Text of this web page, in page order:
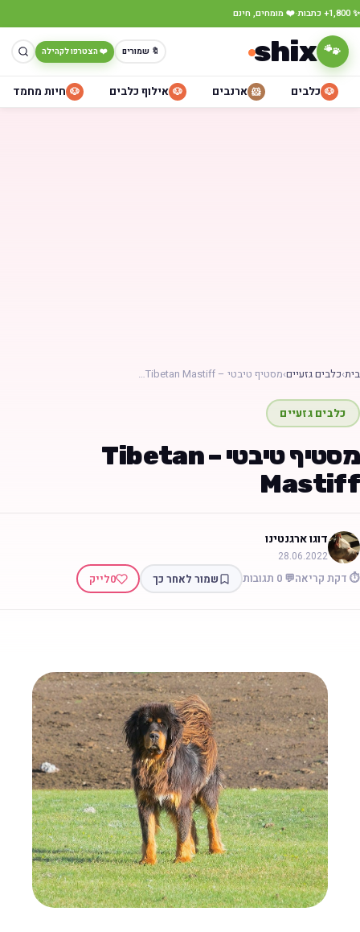
✨ 1,800+ כתבות ·❤️ מומחים, חינם
🐾
shix 🔖 שמורים ❤️ הצטרפו לקהילה
🐶 כלבים 🐹 ארנבים 🐶 אילוף כלבים 🐶 חיות מחמד
בית›כלבים גזעיים›מסטיף טיבטי – Tibetan Mastiff…
כלבים גזעיים
מסטיף טיבטי – Tibetan
Mastiff
דוגו ארגנטינו
28.06.2022
⏱️ דקת קריאה💬 0 תגובות שמור לאחר כך 0לייק